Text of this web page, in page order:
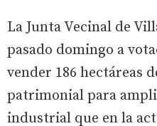
La Junta Vecinal de
pasado domingo a
vender 186 hectáreas
patrimonial para
industrial que en la